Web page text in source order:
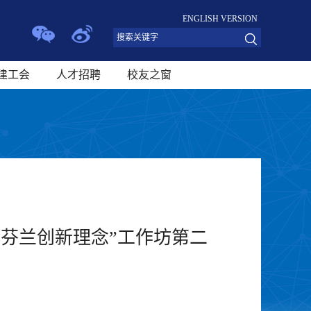
ENGLISH VERSION
工会 人才招聘 校友之窗
兰创新理念”工作坊第二